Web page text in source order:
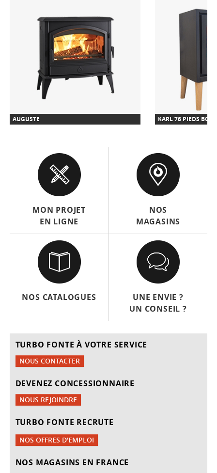
AUGUSTE KARL 76 PIEDS BOIS
MON PROJET
EN LIGNE
NOS
MAGASINS
NOS CATALOGUES
UNE ENVIE ?
UN CONSEIL ?
TURBO FONTE À VOTRE SERVICE
NOUS CONTACTER
DEVENEZ CONCESSIONNAIRE
NOUS REJOINDRE
TURBO FONTE RECRUTE
NOS OFFRES D'EMPLOI
NOS MAGASINS EN FRANCE